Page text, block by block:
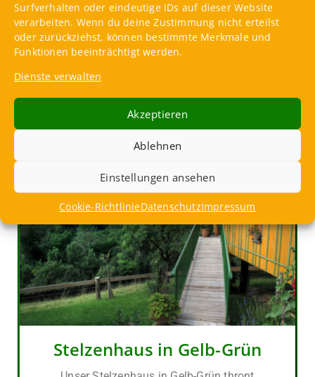
Surfverhalten oder eindeutige IDs auf dieser Website
verarbeiten. Wenn du deine Zustimmung nicht erteilst
oder zurückziehst, können bestimmte Merkmale und
Funktionen beeinträchtigt werden.
Dienste verwalten
Akzeptieren
Ablehnen
Einstellungen ansehen
Cookie-RichtlinieDatenschutzImpressum
Haus auf Rädern
In unserem Haus auf Rädern
wohnen Sie idyllisch mitten im Obstgarten.
Stelzenhaus in Gelb-Grün